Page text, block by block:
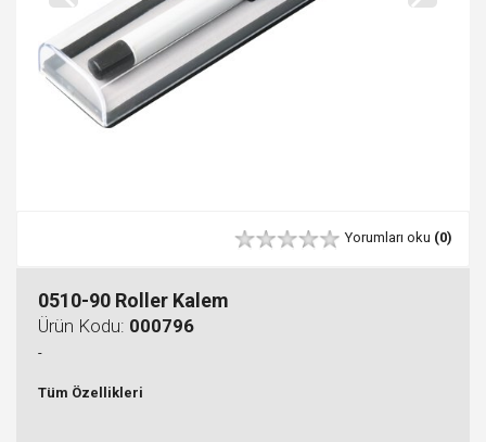
Yorumları oku (0)
0510-90 Roller Kalem
Ürün Kodu: 000796
-
Tüm Özellikleri